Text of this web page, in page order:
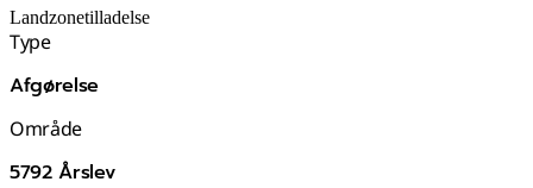
Landzonetilladelse
Type
Afgørelse
Område
5792 Årslev